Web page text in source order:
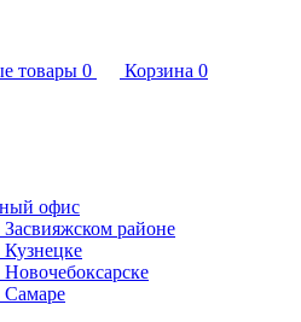
товары 0 Корзина 0
офис
районе